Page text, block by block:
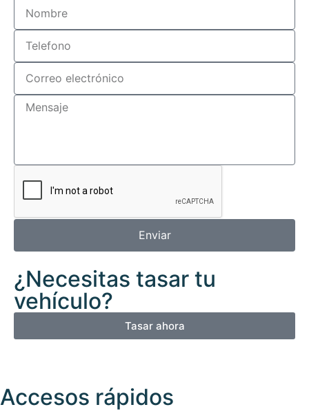
Enviar
¿Necesitas tasar tu
vehículo?
Tasar ahora
Accesos rápidos